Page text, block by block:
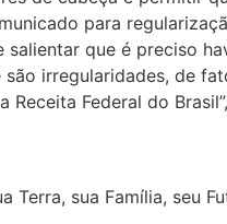
para
salientar que é preciso
irregularidades, de
Receita Federal do
Terra, sua Família, seu